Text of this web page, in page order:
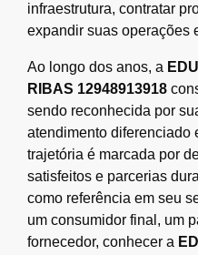
infraestrutura, contratar
expandir suas operações
Ao longo dos anos, a
RIBAS 12948913918
sendo reconhecida por
atendimento diferenciado
trajetória é marcada por
satisfeitos e parcerias
como referência em seu
um consumidor final, um
fornecedor, conhecer a